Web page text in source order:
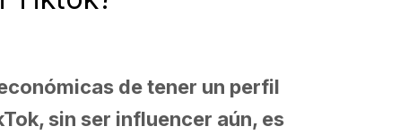
de tener un perfil
sin ser influencer aún, es